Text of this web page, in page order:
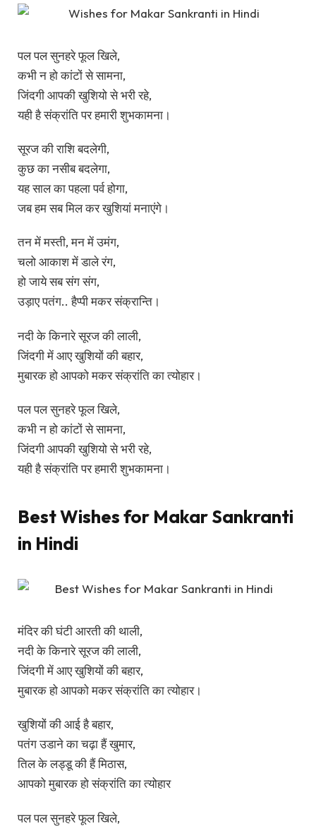
पल पल सुनहरे फूल खिले,
कभी न हो कांटों से सामना,
जिंदगी आपकी खुशियो से भरी रहे,
यही है संक्रांति पर हमारी शुभकामना।
सूरज की राशि बदलेगी,
कुछ का नसीब बदलेगा,
यह साल का पहला पर्व होगा,
जब हम सब मिल कर खुशियां मनाएंगे।
तन में मस्ती, मन में उमंग,
चलो आकाश में डाले रंग,
हो जाये सब संग संग,
उड़ाए पतंग.. हैप्पी मकर संक्रान्ति।
नदी के किनारे सूरज की लाली,
जिंदगी में आए खुशियों की बहार,
मुबारक हो आपको मकर संक्रांति का त्योहार।
पल पल सुनहरे फूल खिले,
कभी न हो कांटों से सामना,
जिंदगी आपकी खुशियो से भरी रहे,
यही है संक्रांति पर हमारी शुभकामना।
Best Wishes for Makar Sankranti
in Hindi
मंदिर की घंटी आरती की थाली,
नदी के किनारे सूरज की लाली,
जिंदगी में आए खुशियों की बहार,
मुबारक हो आपको मकर संक्रांति का त्योहार।
खुशियों की आई है बहार,
पतंग उडाने का चढ़ा हैं खुमार,
तिल के लड्डू की हैं मिठास,
आपको मुबारक हो संक्रांति का त्योहार
पल पल सुनहरे फूल खिले,